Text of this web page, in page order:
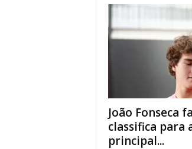
João Fonseca
classifica para
principal...